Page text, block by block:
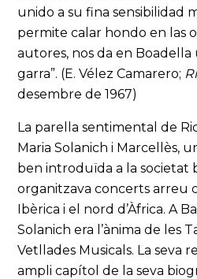
unido a su fina sensibilidad
permite calar hondo en las
autores, nos da en Boadella
garra”. (E. Vélez Camarero;
desembre de 1967)
La parella sentimental de
Maria Solanich i Marcellès,
ben introduïda a la societat
organitzava concerts arreu
Ibèrica i el nord d’Àfrica. A
Solanich era l’ànima de les
Vetllades Musicals. La seva
ampli capítol de la seva